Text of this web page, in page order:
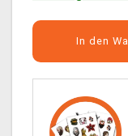
In den